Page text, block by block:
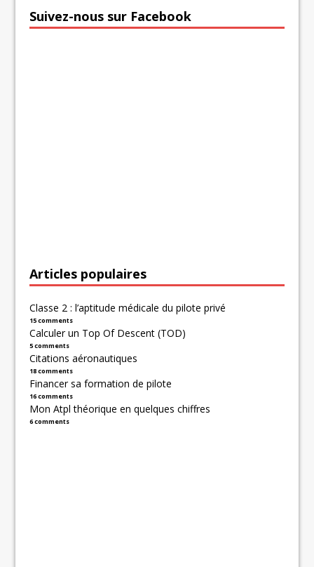
Suivez-nous sur Facebook
Articles populaires
Classe 2 : l’aptitude médicale du pilote privé
15 comments
Calculer un Top Of Descent (TOD)
5 comments
Citations aéronautiques
18 comments
Financer sa formation de pilote
16 comments
Mon Atpl théorique en quelques chiffres
6 comments